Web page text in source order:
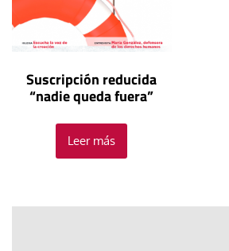
Suscripción reducida
“nadie queda fuera”
Leer más